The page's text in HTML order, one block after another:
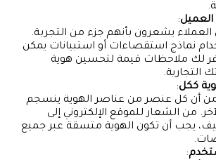
العميل:
العملاء يشعرون بأنهم جزء من التجربة.
نماذج استقصاءات أو استبيانات يمكن
لك ملاحظات قيمة لتحسين هوية
التجارية.
ككل:
من أن كل عنصر من عناصر الهوية ينسجم
من الشعار للموقع الإلكتروني إلى
يجب أن تكون الهوية متسقة عبر جميع
: